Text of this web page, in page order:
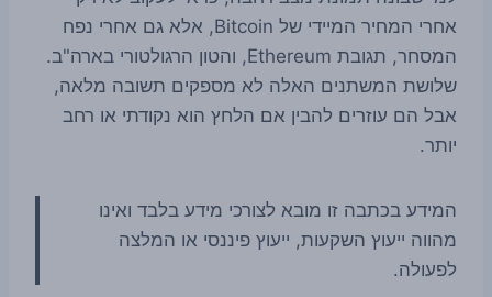
אחרי המחיר המיידי של Bitcoin, אלא גם אחרי נפח
המסחר, תגובת Ethereum, והטון הרגולטורי בארה"ב.
שלושת המשתנים האלה לא מספקים תשובה מלאה,
אבל הם עוזרים להבין אם הלחץ הוא נקודתי או רחב
יותר.
המידע בכתבה זו מובא לצורכי מידע בלבד ואינו
מהווה ייעוץ השקעות, ייעוץ פיננסי או המלצה
לפעולה.